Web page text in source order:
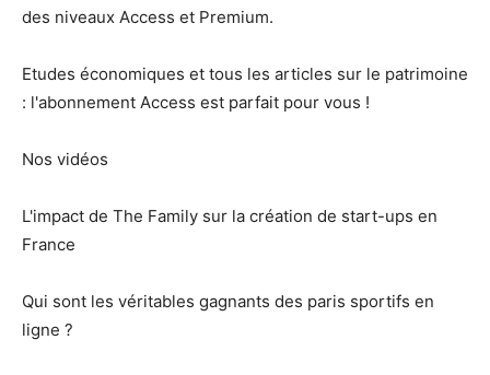
des niveaux Access et Premium.
Etudes économiques et tous les articles sur le patrimoine
: l'abonnement Access est parfait pour vous !
Nos vidéos
L'impact de The Family sur la création de start-ups en
France
Qui sont les véritables gagnants des paris sportifs en
ligne ?